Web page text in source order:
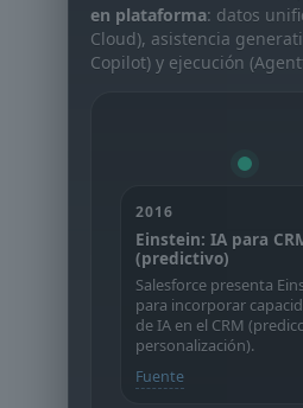
en plataforma: datos
Cloud), asistencia
Copilot) y ejecución
2016
Einstein: IA para
(predictivo)
Salesforce presenta
para incorporar
de IA en el CRM
personalización).
Fuente